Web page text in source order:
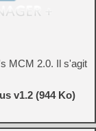
MCM 2.0. Il s'agit
v1.2 (944 Ko)